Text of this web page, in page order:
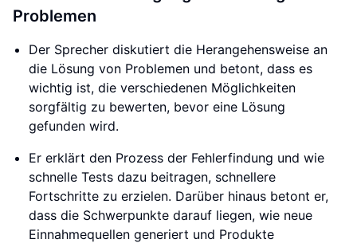
Problemen
Der Sprecher diskutiert die Herangehensweise an
die Lösung von Problemen und betont, dass es
wichtig ist, die verschiedenen Möglichkeiten
sorgfältig zu bewerten, bevor eine Lösung
gefunden wird.
Er erklärt den Prozess der Fehlerfindung und wie
schnelle Tests dazu beitragen, schnellere
Fortschritte zu erzielen. Darüber hinaus betont er,
dass die Schwerpunkte darauf liegen, wie neue
Einnahmequellen generiert und Produkte